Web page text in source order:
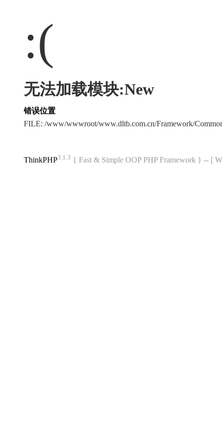
:(
无法加载模块:New
错误位置
FILE: /www/wwwroot/www.dltb.com.cn/Framework/
ThinkPHP3.1.3 { Fast & Simple OOP PHP Framework } -- [